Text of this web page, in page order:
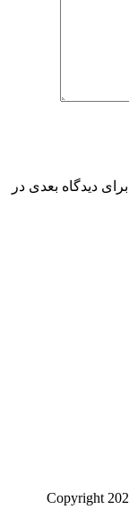
دیدگاه بعدی در